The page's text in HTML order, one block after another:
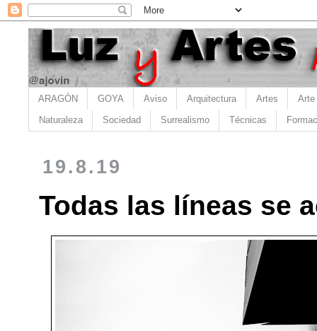
ARAGÓN GOYA Aviso Arquitectura Artes Arte
Naturaleza Sociedad Surrealismo Técnicas
19.8.19
Todas las líneas se